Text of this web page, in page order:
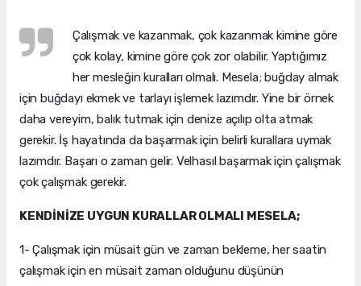
Çalışmak ve kazanmak, çok kazanmak kimine göre
çok kolay, kimine göre çok zor olabilir. Yaptığımız
her mesleğin kuralları olmalı. Mesela; buğday almak
için buğdayı ekmek ve tarlayı işlemek lazımdır. Yine bir örnek
daha vereyim, balık tutmak için denize açılıp olta atmak
gerekir. İş hayatında da başarmak için belirli kurallara uymak
lazımdır. Başarı o zaman gelir. Velhasıl başarmak için çalışmak
çok çalışmak gerekir.
KENDİNİZE UYGUN KURALLAR OLMALI MESELA;
1- Çalışmak için müsait gün ve zaman bekleme, her saatin
çalışmak için en müsait zaman olduğunu düşünün